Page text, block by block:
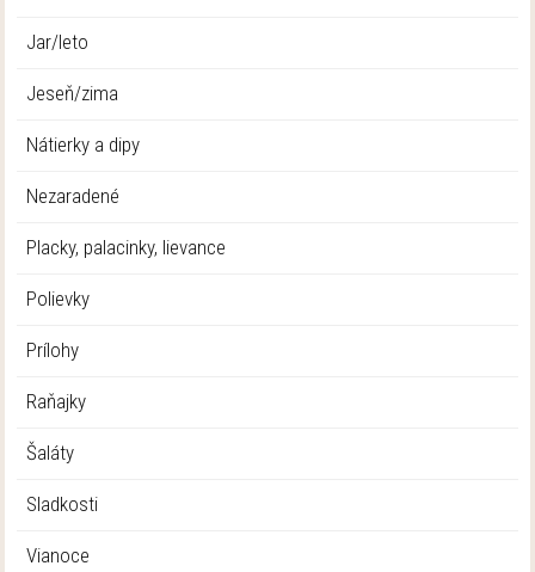
Jar/leto
Jeseň/zima
Nátierky a dipy
Nezaradené
Placky, palacinky, lievance
Polievky
Prílohy
Raňajky
Šaláty
Sladkosti
Vianoce